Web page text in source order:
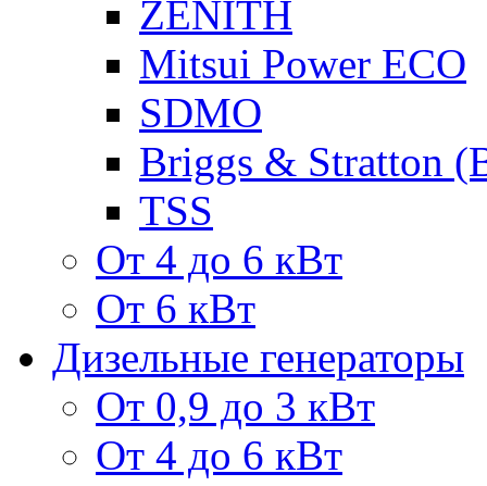
ZENITH
Mitsui Power ECO
SDMO
Briggs & Stratton
TSS
От 4 до 6 кВт
От 6 кВт
Дизельные генераторы
От 0,9 до 3 кВт
От 4 до 6 кВт